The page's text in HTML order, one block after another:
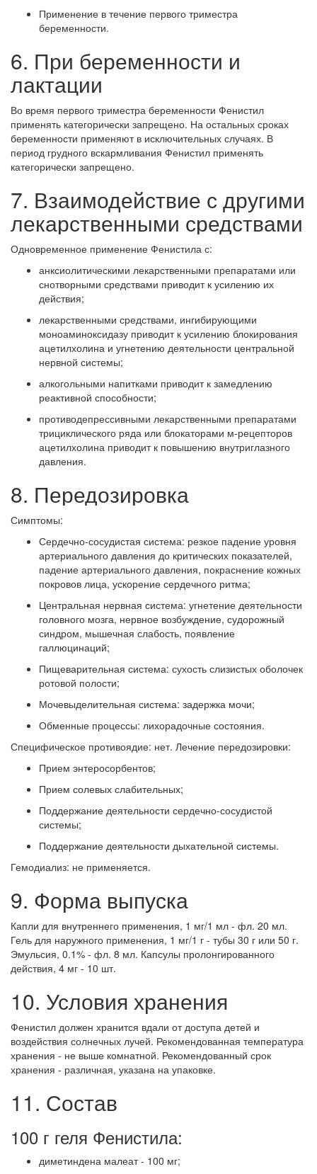
Применение в течение первого триместра
беременности.
6. При беременности и
лактации
Во время первого триместра беременности Фенистил
применять категорически запрещено. На остальных сроках
беременности применяют в исключительных случаях. В
период грудного вскармливания Фенистил применять
категорически запрещено.
7. Взаимодействие с другими
лекарственными средствами
Одновременное применение Фенистила с:
анксиолитическими лекарственными препаратами или
снотворными средствами приводит к усилению их
действия;
лекарственными средствами, ингибирующими
моноаминоксидазу приводит к усилению блокирования
ацетилхолина и угнетению деятельности центральной
нервной системы;
алкогольными напитками приводит к замедлению
реактивной способности;
противодепрессивными лекарственными препаратами
трициклического ряда или блокаторами м-рецепторов
ацетилхолина приводит к повышению внутриглазного
давления.
8. Передозировка
Симптомы:
Сердечно-сосудистая система: резкое падение уровня
артериального давления до критических показателей,
падение артериального давления, покраснение кожных
покровов лица, ускорение сердечного ритма;
Центральная нервная система: угнетение деятельности
головного мозга, нервное возбуждение, судорожный
синдром, мышечная слабость, появление
галлюцинаций;
Пищеварительная система: сухость слизистых оболочек
ротовой полости;
Мочевыделительная система: задержка мочи;
Обменные процессы: лихорадочные состояния.
Специфическое противоядие: нет. Лечение передозировки:
Прием энтеросорбентов;
Прием солевых слабительных;
Поддержание деятельности сердечно-сосудистой
системы;
Поддержание деятельности дыхательной системы.
Гемодиализ: не применяется.
9. Форма выпуска
Капли для внутреннего применения, 1 мг/1 мл - фл. 20 мл.
Гель для наружного применения, 1 мг/1 г - тубы 30 г или 50 г.
Эмульсия, 0.1% - фл. 8 мл. Капсулы пролонгированного
действия, 4 мг - 10 шт.
10. Условия хранения
Фенистил должен хранится вдали от доступа детей и
воздействия солнечных лучей. Рекомендованная температура
хранения - не выше комнатной. Рекомендованный срок
хранения - различная, указана на упаковке.
11. Состав
100 г геля Фенистила:
диметиндена малеат - 100 мг;